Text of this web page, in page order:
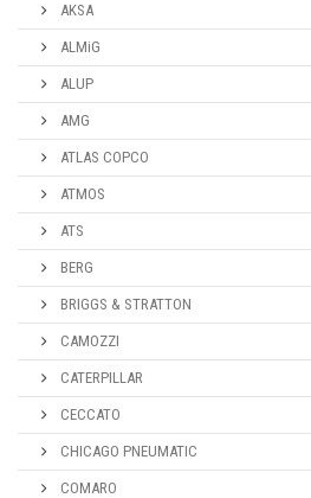
AKSA
ALMiG
ALUP
AMG
ATLAS COPCO
ATMOS
ATS
BERG
BRIGGS & STRATTON
CAMOZZI
CATERPILLAR
CECCATO
CHICAGO PNEUMATIC
COMARO